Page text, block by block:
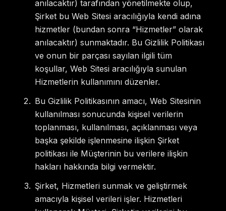
anılacaktır) tarafından yönetilmekte olup,
Şirket bu Web Sitesi aracılığıyla kendi adına
hizmetler (bundan sonra “Hizmetler” olarak
anılacaktır) sunmaktadır. Bu Gizlilik Politikası
ve onun bir parçası sayılan ilgili tüm
koşullar, Web Sitesi aracılığıyla sunulan
Hizmetlerin kullanımını düzenler.
Bu Gizlilik Politikasının amacı, Web Sitesinin
kullanılması sonucunda kişisel verilerin
toplanması, kullanılması, açıklanması veya
başka şekilde işlenmesine ilişkin Şirket
politikası ile Müşterinin bu verilere ilişkin
hakları hakkında bilgi vermektir.
Şirket, Hizmetleri sunmak ve geliştirmek
amacıyla kişisel verileri işler. Hizmetleri